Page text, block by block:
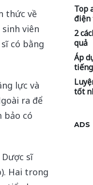
thức về
viên
có bằng
lực và
ra để
bảo có
sĩ
Hai trong
Top
điện
2
quả
Áp
tốt
ADS